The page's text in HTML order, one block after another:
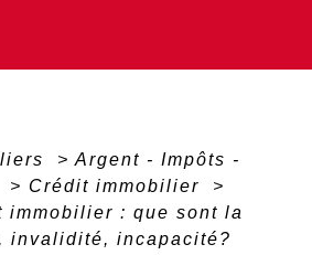
> Argent - Impôts -
> Crédit immobilier
>
immobilier : que sont la
invalidité, incapacité?